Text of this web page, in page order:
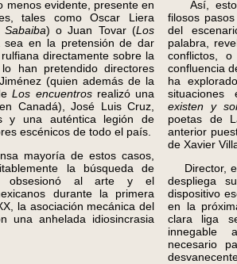
menos evidente, presente en
tales como Oscar Liera
) o Juan Tovar (Los
sea en la pretensión de dar
directamente sobre la
han pretendido directores
(quien además de la
Los encuentros realizó una
Canadá), José Luis Cruz,
y una auténtica legión de
escénicos de todo el país.
mayoría de estos casos,
la búsqueda de
obsesionó al arte y el
durante la primera
la asociación mecánica del
una anhelada idiosincrasia
Así,
filosos
del
palabra,
conflictos,
confluencia
ha
existen y
poetas de
anterior
de Xavier
Director,
despliega
dispositivo
en la
clara liga
innegable
necesario